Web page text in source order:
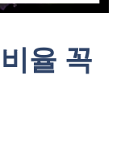
율 꼭